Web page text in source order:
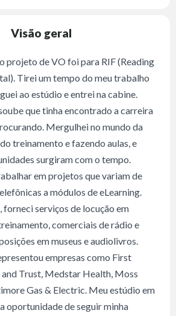
Visão geral
projeto de VO foi para RIF (Reading
Tirei um tempo do meu trabalho
ao estúdio e entrei na cabine.
que tinha encontrado a carreira
Mergulhei no mundo da
treinamento e fazendo aulas, e
surgiram com o tempo.
em projetos que variam de
a módulos de eLearning.
forneci serviços de locução em
comerciais de rádio e
em museus e audiolivros.
empresas como First
Trust, Medstar Health, Moss
Gas & Electric. Meu estúdio em
oportunidade de seguir minha